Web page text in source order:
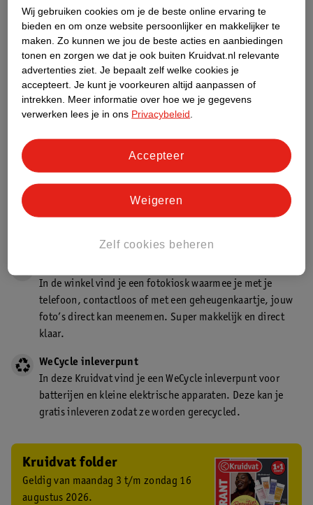
ons!
Stel je gezondheidsvraag
Ook in deze winkel
Kruidvat.nl ophaalpunt
winkel. Zo hoef je niet thuis te blijven voor de Kruidvat
Kruidvat is een gecertificeerd drogist. Dit betekent dat je
winkel én online!
In de winkel vind je een fotokiosk waarmee je met je
telefoon, contactloos of met een geheugenkaartje, jouw
foto’s direct kan meenemen. Super makkelijk en direct
klaar.
WeCycle inleverpunt
In deze Kruidvat vind je een WeCycle inleverpunt voor
batterijen en kleine elektrische apparaten. Deze kan je
gratis inleveren zodat ze worden gerecycled.
Kruidvat folder
Geldig van maandag 3 t/m zondag 16
augustus 2026.
Wij gebruiken cookies om je de beste online ervaring te
bieden en om onze website persoonlijker en makkelijker te
maken. Zo kunnen we jou de beste acties en aanbiedingen
tonen en zorgen we dat je ook buiten Kruidvat.nl relevante
advertenties ziet. Je bepaalt zelf welke cookies je
accepteert. Je kunt je voorkeuren altijd aanpassen of
intrekken.
Meer informatie over hoe we je gegevens
verwerken lees je in ons Privacybeleid
Zelf cookies beheren
Weigeren
Accepteer